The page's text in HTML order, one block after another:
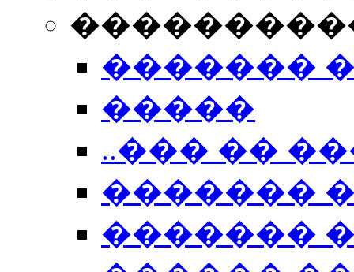
�������
�����
..��� ��
�������
�������